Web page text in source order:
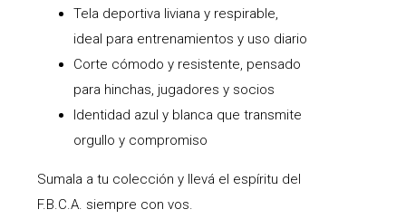
Tela deportiva liviana y respirable,
ideal para entrenamientos y uso diario
Corte cómodo y resistente, pensado
para hinchas, jugadores y socios
Identidad azul y blanca que transmite
orgullo y compromiso
Sumala a tu colección y llevá el espíritu del
F.B.C.A. siempre con vos.